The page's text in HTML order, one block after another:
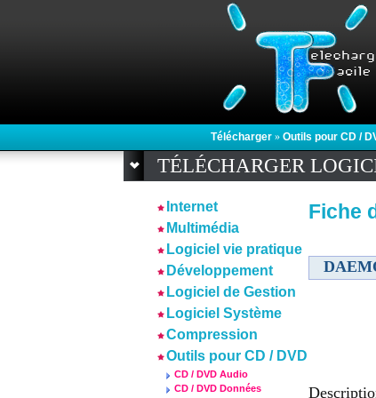
Télécharger » Outils pour CD /
TÉLÉCHARGER
Internet
Multimédia
Logiciel vie pratique
Développement
Logiciel de Gestion
Logiciel Système
Compression
Outils pour CD / DVD
CD / DVD Audio
CD / DVD Données
Fiche